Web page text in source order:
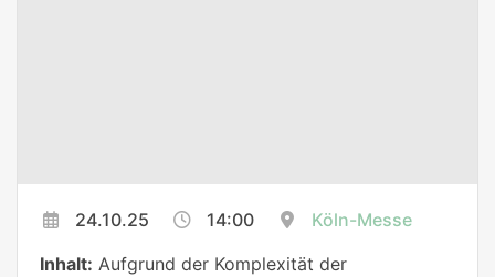
24.10.25 14:00
Köln-Messe
Inhalt: Aufgrund der Komplexität der